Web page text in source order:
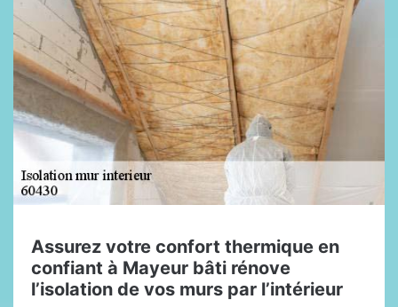
Assurez votre confort thermique en
confiant à Mayeur bâti rénove
l’isolation de vos murs par l’intérieur